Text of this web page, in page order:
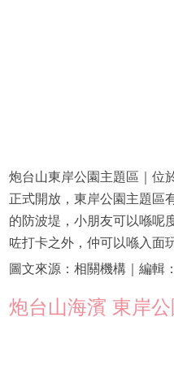
炮台山東岸公園主題區｜位
正式開放，東岸公園主題區
的防波堤，小朋友可以喺呢
咗打卡之外，仲可以喺入面
圖文來源：相關機構｜編輯
炮台山海濱 東岸